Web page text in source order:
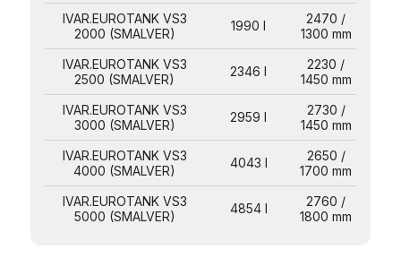
IVAR.EUROTANK VS3
2000 (SMALVER)
1990 l
2470 /
1300 mm
IVAR.EUROTANK VS3
2500 (SMALVER)
2346 l
2230 /
1450 mm
IVAR.EUROTANK VS3
3000 (SMALVER)
2959 l
2730 /
1450 mm
IVAR.EUROTANK VS3
4000 (SMALVER)
4043 l
2650 /
1700 mm
IVAR.EUROTANK VS3
5000 (SMALVER)
4854 l
2760 /
1800 mm